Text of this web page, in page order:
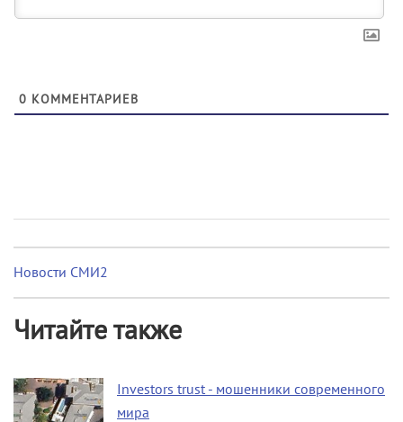
0 КОММЕНТАРИЕВ
Новости СМИ2
Читайте также
Investors trust - мошенники современного
мира